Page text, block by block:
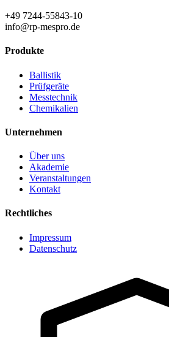
+49 7244-55843-10
info@rp-mespro.de
Produkte
Ballistik
Prüfgeräte
Messtechnik
Chemikalien
Unternehmen
Über uns
Akademie
Veranstaltungen
Kontakt
Rechtliches
Impressum
Datenschutz